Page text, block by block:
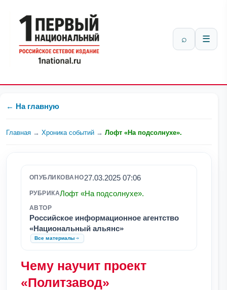
⌕ ☰
← На главную
Главная → Хроника событий → Лофт «На подсолнухе».
ОПУБЛИКОВАНО27.03.2025 07:06
РУБРИКАЛофт «На подсолнухе».
АВТОР
Российское информационное агентство
«Национальный альянс»
Все материалы
Чему научит проект
«Политзавод»